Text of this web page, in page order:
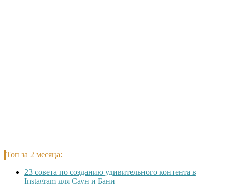
Топ за 2 месяца:
23 совета по созданию удивительного контента в
Instagram для Саун и Бани